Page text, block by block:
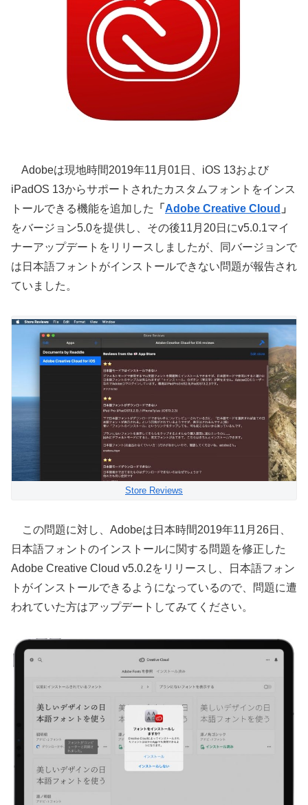
Adobeは現地時間2019年11月01日、iOS 13および
iPadOS 13からサポートされたカスタムフォントをインス
トールできる機能を追加した
「 Adobe Creative Cloud 」
をバージョン5.0を提供し、その後11月20日にv5.0.1マイ
ナーアップデートをリリースしましたが、同バージョンで
は日本語フォントがインストールできない問題が報告され
ていました。
Store Reviews
この問題に対し、Adobeは日本時間2019年11月26日、
日本語フォントのインストールに関する問題を修正した
Adobe Creative Cloud v5.0.2をリリースし、日本語フォン
トがインストールできるようになっているので、問題に遭
われていた方はアップデートしてみてください。